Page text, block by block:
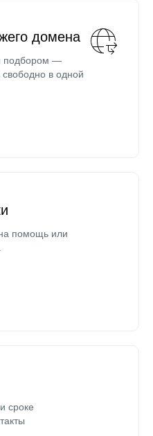
домена
подбором —
в одной
помощь или
сроке